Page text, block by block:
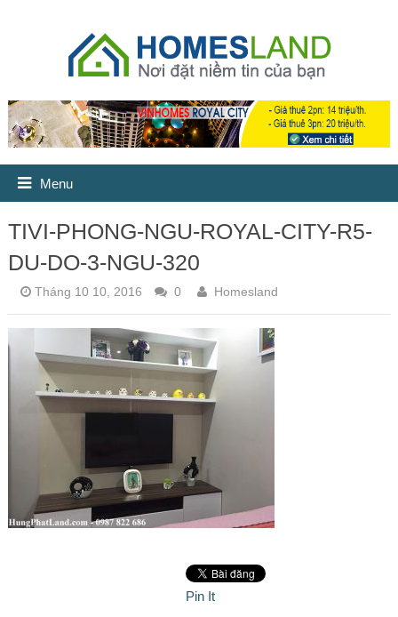
Menu
TIVI-PHONG-NGU-ROYAL-CITY-R5-
DU-DO-3-NGU-320
Tháng 10 10, 2016 0 Homesland
Pin It